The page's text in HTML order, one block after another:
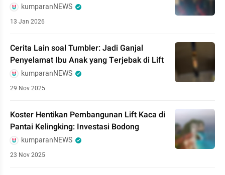
kumparanNEWS
13 Jan 2026
Cerita Lain soal Tumbler: Jadi Ganjal
Penyelamat Ibu Anak yang Terjebak di Lift
kumparanNEWS
29 Nov 2025
Koster Hentikan Pembangunan Lift Kaca di
Pantai Kelingking: Investasi Bodong
kumparanNEWS
23 Nov 2025